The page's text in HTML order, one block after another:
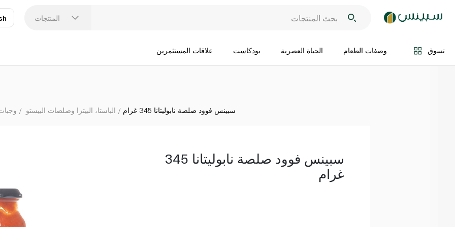
المنتجات
تسوق وصفات الطعام الحياة العصرية بودكاست علاقات المستثمرين
اضف الى السلة
الباستا، البيتزا وصلصات البيستو سبينس فوود صلصة نابوليتانا 345 غرام
سبينس فوود صلصة نابوليتانا 345
غرام